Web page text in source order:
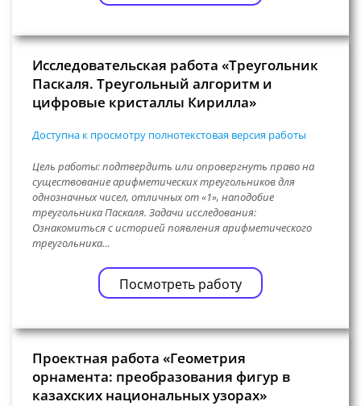
Исследовательская работа «Треугольник
Паскаля. Треугольный алгоритм и
цифровые кристаллы Кирилла»
Доступна к просмотру полнотекстовая версия работы
Цель работы: подтвердить или опровергнуть право на
существование арифметических треугольников для
однозначных чисел, отличных от «1», наподобие
треугольника Паскаля. Задачи исследования:
Ознакомиться с историей появления арифметического
треугольника…
Посмотреть работу
Проектная работа «Геометрия
орнамента: преобразования фигур в
казахских национальных узорах»